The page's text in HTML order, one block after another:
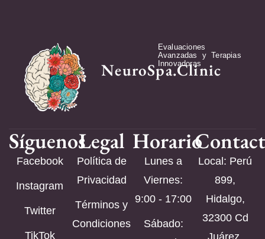
NeuroSpa.Clinic
Evaluaciones
Avanzadas y Terapias
Innovadoras
Síguenos
Facebook
Instagram
Twitter
TikTok
Legal
Política de
Privacidad
Términos y
Condiciones
Horario
Lunes a
Viernes:
9:00 - 17:00
Sábado:
Local: Perú
899,
Hidalgo,
32300 Cd
Juárez,